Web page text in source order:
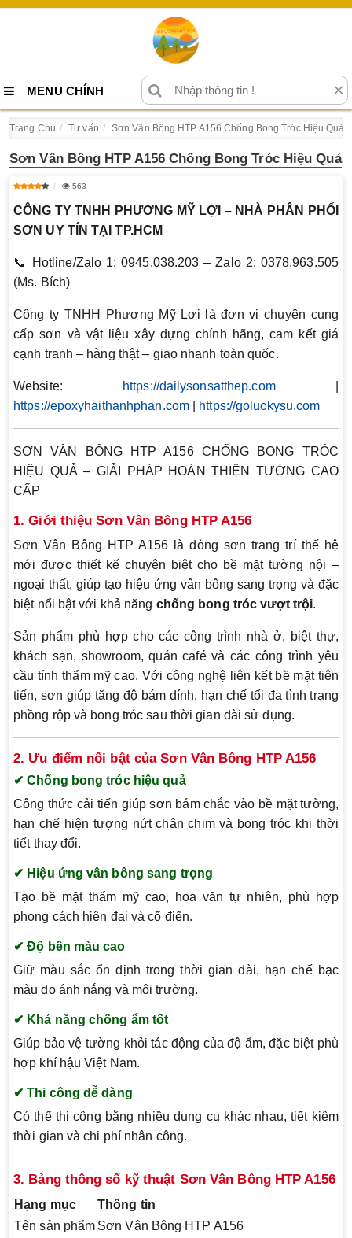
MENU CHÍNH ×
Trang Chủ Tư vấn Sơn Vân Bông HTP A156 Chống Bong Tróc Hiệu Quả
Sơn Vân Bông HTP A156 Chống Bong Tróc Hiệu Quả
563
CÔNG TY TNHH PHƯƠNG MỸ LỢI – NHÀ PHÂN PHỐI
SƠN UY TÍN TẠI TP.HCM
📞 Hotline/Zalo 1: 0945.038.203 – Zalo 2: 0378.963.505
(Ms. Bích)
Công ty TNHH Phương Mỹ Lợi là đơn vị chuyên cung
cấp sơn và vật liệu xây dựng chính hãng, cam kết giá
cạnh tranh – hàng thật – giao nhanh toàn quốc.
Website: https://dailysonsatthep.com|
https://epoxyhaithanhphan.com| https://goluckysu.com
SƠN VÂN BÔNG HTP A156 CHỐNG BONG TRÓC
HIỆU QUẢ – GIẢI PHÁP HOÀN THIỆN TƯỜNG CAO
CẤP
1. Giới thiệu Sơn Vân Bông HTP A156
Sơn Vân Bông HTP A156 là dòng sơn trang trí thế hệ
mới được thiết kế chuyên biệt cho bề mặt tường nội –
ngoại thất, giúp tạo hiệu ứng vân bông sang trọng và đặc
biệt nổi bật với khả năng chống bong tróc vượt trội.
Sản phẩm phù hợp cho các công trình nhà ở, biệt thự,
khách sạn, showroom, quán café và các công trình yêu
cầu tính thẩm mỹ cao. Với công nghệ liên kết bề mặt tiên
tiến, sơn giúp tăng độ bám dính, hạn chế tối đa tình trạng
phồng rộp và bong tróc sau thời gian dài sử dụng.
2. Ưu điểm nổi bật của Sơn Vân Bông HTP A156
✔ Chống bong tróc hiệu quả
Công thức cải tiến giúp sơn bám chắc vào bề mặt tường,
hạn chế hiện tượng nứt chân chim và bong tróc khi thời
tiết thay đổi.
✔ Hiệu ứng vân bông sang trọng
Tạo bề mặt thẩm mỹ cao, hoa văn tự nhiên, phù hợp
phong cách hiện đại và cổ điển.
✔ Độ bền màu cao
Giữ màu sắc ổn định trong thời gian dài, hạn chế bạc
màu do ánh nắng và môi trường.
✔ Khả năng chống ẩm tốt
Giúp bảo vệ tường khỏi tác động của độ ẩm, đặc biệt phù
hợp khí hậu Việt Nam.
✔ Thi công dễ dàng
Có thể thi công bằng nhiều dụng cụ khác nhau, tiết kiệm
thời gian và chi phí nhân công.
3. Bảng thông số kỹ thuật Sơn Vân Bông HTP A156
Hạng mục
Thông tin
Tên sản phẩm Sơn Vân Bông HTP A156